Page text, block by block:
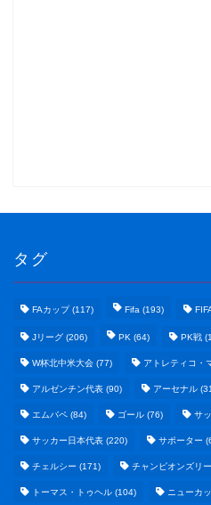
タグ
FAカップ(117) Fifa (193)
Jリーグ (206) PK (64) PK戦
W杯北中米大会 (77) アトレティコ・
アルゼンチン代表 (90) アーセナル
エムバペ (84) ゴール (76) サ
サッカー日本代表 (220) サポーター
チェルシー (171) チャンピオンズリ
トーマス・トゥヘル (104) ニューカ